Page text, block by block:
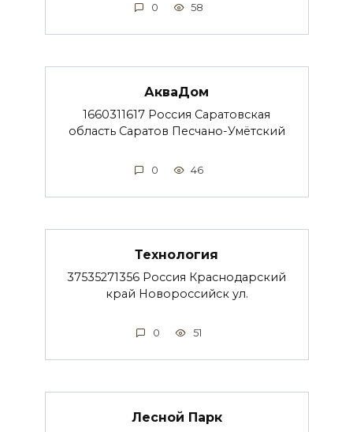
0 58
АкваДом
1660311617 Россия Саратовская
область Саратов Песчано-Умётский
0 46
Технология
37535271356 Россия Краснодарский
край Новороссийск ул.
0 51
Лесной Парк